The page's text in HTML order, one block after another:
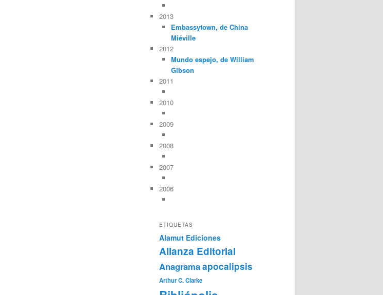
2013
Embassytown, de China
Miéville
2012
Mundo espejo, de William
Gibson
2011
2010
2009
2008
2007
2006
ETIQUETAS
Alamut Ediciones
Alianza Editorial
Anagramaapocalipsis
Arthur C. Clarke